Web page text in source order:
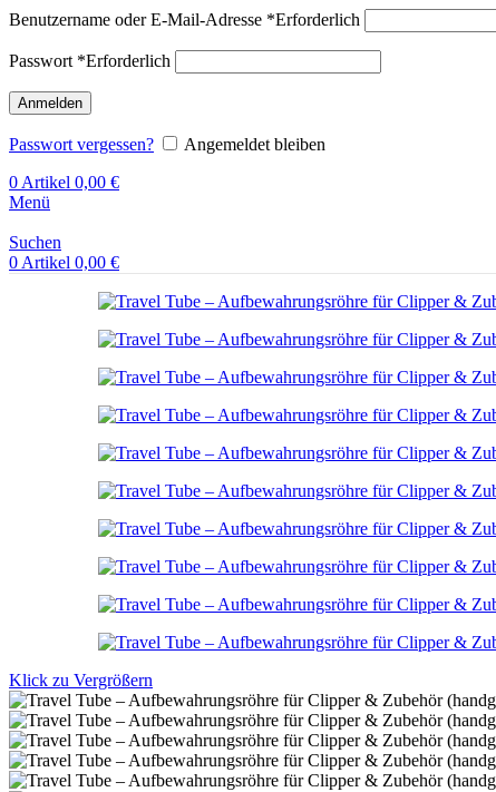
Benutzername oder E-Mail-Adresse *Erforderlich
Passwort *Erforderlich
Anmelden
Passwort vergessen?
Angemeldet bleiben
0 Artikel 0,00 €
Menü
Suchen
0 Artikel 0,00 €
Klick zu Vergrößern